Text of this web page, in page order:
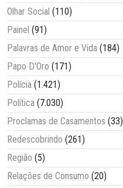
Olhar Social (110)
Painel (91)
Palavras de Amor e Vida (184)
Papo D'Oro (171)
Polícia (1.421)
Política (7.030)
Proclamas de Casamentos (33)
Redescobrindo (261)
Região (5)
Relações de Consumo (20)